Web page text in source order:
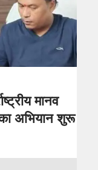
मानव
अभियान शुरू